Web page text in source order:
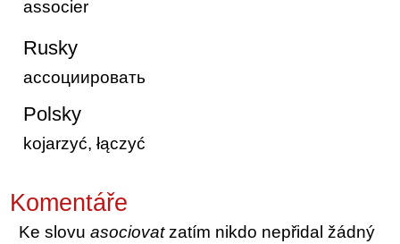
associer
Rusky
ассоциировать
Polsky
kojarzyć, łączyć
Komentáře
Ke slovuasociovatzatím nikdo nepřidal žádný